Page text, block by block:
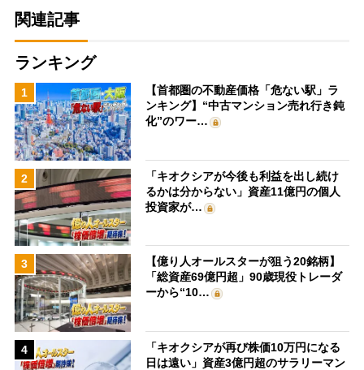
関連記事
ランキング
1
【首都圏の不動産価格「危ない駅」ラ
ンキング】“中古マンション売れ行き鈍
化”のワー…
2
「キオクシアが今後も利益を出し続け
るかは分からない」資産11億円の個人
投資家が…
3
【億り人オールスターが狙う20銘柄】
「総資産69億円超」90歳現役トレーダ
ーから“10…
4
「キオクシアが再び株価10万円になる
日は遠い」資産3億円超のサラリーマン